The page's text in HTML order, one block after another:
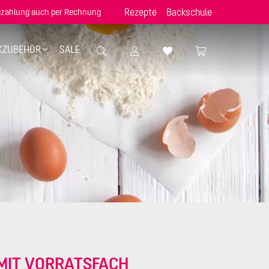
auch per Rechnung Rezepte Backschule
SALE
VORRATSFACH